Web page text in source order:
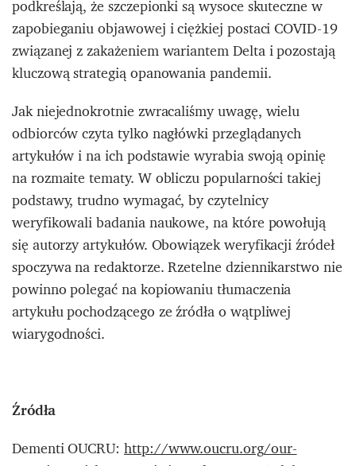
podkreślają, że szczepionki są wysoce skuteczne w
zapobieganiu objawowej i ciężkiej postaci COVID-19
związanej z zakażeniem wariantem Delta i pozostają
kluczową strategią opanowania pandemii.
Jak niejednokrotnie zwracaliśmy uwagę, wielu
odbiorców czyta tylko nagłówki przeglądanych
artykułów i na ich podstawie wyrabia swoją opinię
na rozmaite tematy. W obliczu popularności takiej
podstawy, trudno wymagać, by czytelnicy
weryfikowali badania naukowe, na które powołują
się autorzy artykułów. Obowiązek weryfikacji źródeł
spoczywa na redaktorze. Rzetelne dziennikarstwo nie
powinno polegać na kopiowaniu tłumaczenia
artykułu pochodzącego ze źródła o wątpliwej
wiarygodności.
Źródła
Dementi OUCRU:http://www.oucru.org/our-